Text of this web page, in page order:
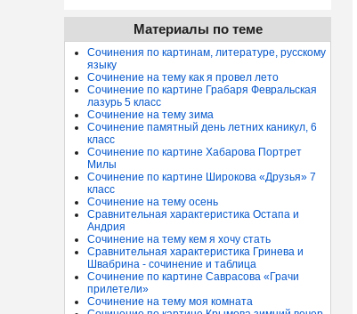
Материалы по теме
Сочинения по картинам, литературе, русскому
языку
Сочинение на тему как я провел лето
Сочинение по картине Грабаря Февральская
лазурь 5 класс
Сочинение на тему зима
Сочинение памятный день летних каникул, 6
класс
Сочинение по картине Хабарова Портрет
Милы
Сочинение по картине Широкова «Друзья» 7
класс
Сочинение на тему осень
Сравнительная характеристика Остапа и
Андрия
Сочинение на тему кем я хочу стать
Сравнительная характеристика Гринева и
Швабрина - сочинение и таблица
Сочинение по картине Саврасова «Грачи
прилетели»
Сочинение на тему моя комната